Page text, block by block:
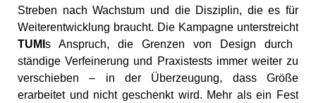
Streben nach Wachstum und die Disziplin, die es für
Weiterentwicklung braucht. Die Kampagne unterstreicht
TUMI s Anspruch, die Grenzen von Design durch
ständige Verfeinerung und Praxistests immer weiter zu
verschieben – in der Überzeugung, dass Größe
erarbeitet und nicht geschenkt wird. Mehr als ein Fest